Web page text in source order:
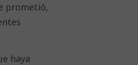
prometió,
haya